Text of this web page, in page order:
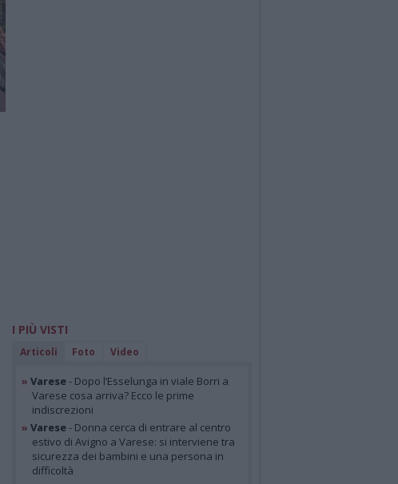
I PIÙ VISTI
Articoli Foto Video
» Varese- Dopo l’Esselunga in viale Borri a
Varese cosa arriva? Ecco le prime
indiscrezioni
» Varese- Donna cerca di entrare al centro
estivo di Avigno a Varese: si interviene tra
sicurezza dei bambini e una persona in
difficoltà